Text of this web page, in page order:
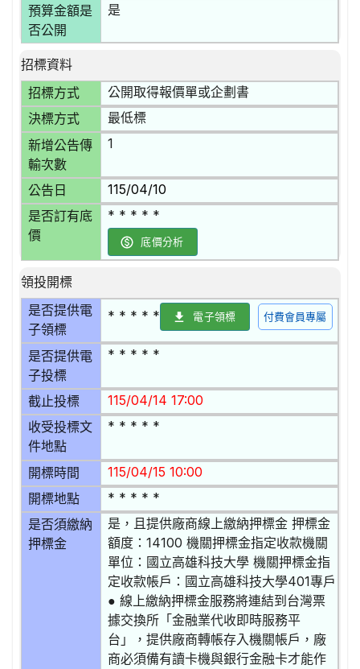
預算金額是
否公開
是
招標資料
招標方式
公開取得報價單或企劃書
決標方式 最低標
新增公告傳
輸次數
1
公告日 115/04/10
是否訂有底
價
* * * * *
底價分析
領投開標
是否提供電
子領標
* * * * * 電子領標 付費會員專屬
是否提供電
子投標
* * * * *
截止投標 115/04/14 17:00
收受投標文
件地點
* * * * *
開標時間 115/04/15 10:00
開標地點 * * * * *
是否須繳納
押標金
是，且提供廠商線上繳納押標金 押標金
額度：14100 機關押標金指定收款機關
單位：國立高雄科技大學 機關押標金指
定收款帳戶：國立高雄科技大學401專戶
● 線上繳納押標金服務將連結到台灣票
據交換所「金融業代收即時服務平
台」，提供廠商轉帳存入機關帳戶，廠
商必須備有讀卡機與銀行金融卡才能作